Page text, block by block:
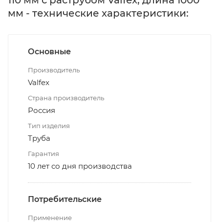
мм - технические характеристики:
Основные
Производитель
Valfex
Страна производитель
Россия
Тип изделия
Труба
Гарантия
10 лет со дня производства
Потребительские
Применение